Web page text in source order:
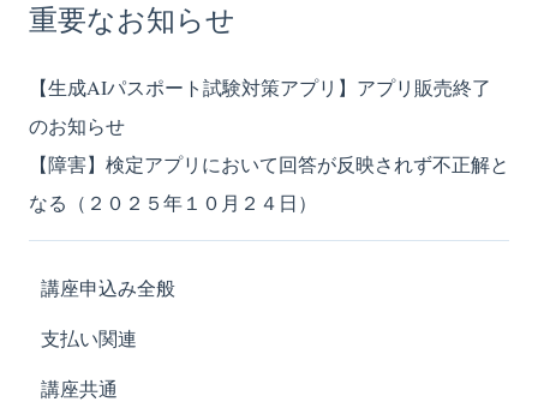
重要なお知らせ
【生成AIパスポート試験対策アプリ】アプリ販売終了
のお知らせ
【障害】検定アプリにおいて回答が反映されず不正解と
なる（２０２５年１０月２４日）
講座申込み全般
支払い関連
講座共通